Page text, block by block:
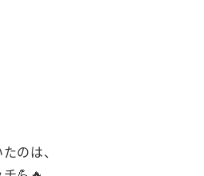
のは、